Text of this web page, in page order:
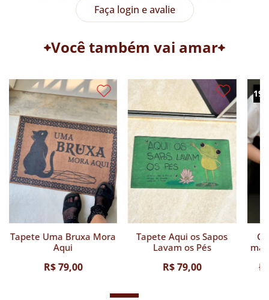
Faça login e avalie
Você também vai amar
Tapete Uma Bruxa Mora
Aqui
R$ 79,00
Tapete Aqui os Sapos
Lavam os Pés
R$ 79,00